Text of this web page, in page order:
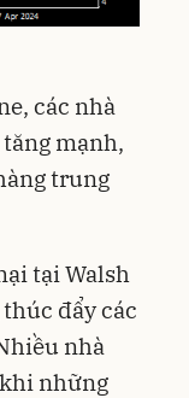
các nhà
mạnh,
trung
tại Walsh
đẩy các
nhà
những